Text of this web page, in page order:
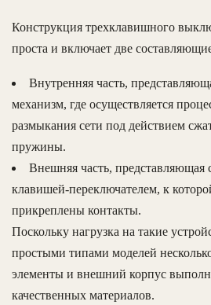
Конструкция трехклавишного
проста и включает две
Внутренняя часть,
механизм, где осуществляется
размыкания сети под действием
пружины.
Внешняя часть, представляющая
клавишей-переключателем, к
прикреплены контакты.
Поскольку нагрузка на такие
простыми типами моделей
элементы и внешний корпус
качественных материалов.